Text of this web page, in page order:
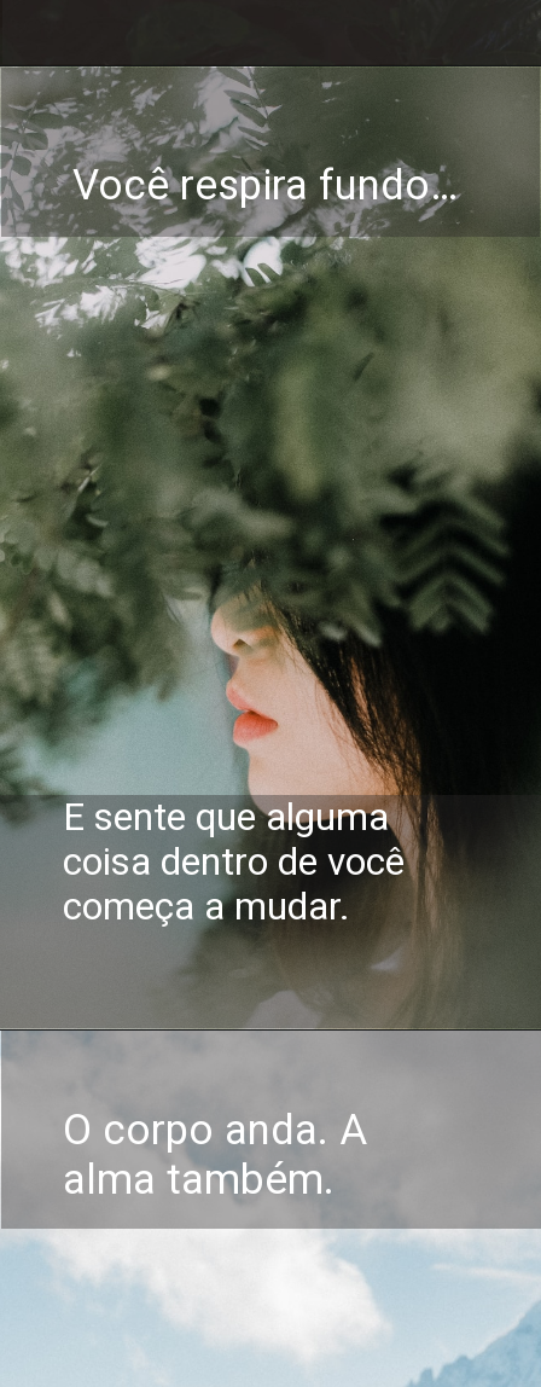
Você respira fundo…
E sente que alguma
coisa dentro de você
começa a mudar.
O corpo anda. A
alma também.